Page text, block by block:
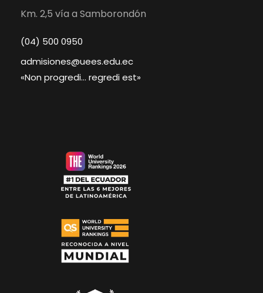
Km. 2,5 vía a Samborondón
(04) 500 0950
admisiones@uees.edu.ec
«Non progredi… regredi est»